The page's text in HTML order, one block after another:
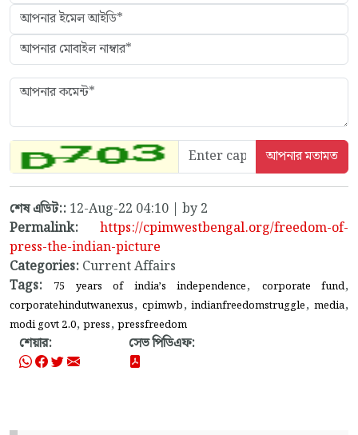
শেষ এডিট:: 12-Aug-22 04:10 | by 2
Permalink:
https://cpimwestbengal.org/freedom-of-
press-the-indian-picture
Categories: Current Affairs
Tags:
75 years of india’s independence, corporate fund,
corporatehindutwanexus, cpimwb,indianfreedomstruggle,media,
modi govt 2.0, press, pressfreedom
শেয়ার: সেভ পিডিএফ: